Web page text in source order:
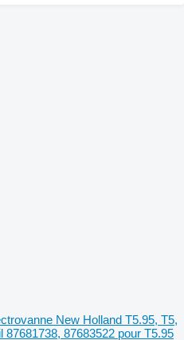
New Holland T5.95, T5,
87683522 pour T5.95